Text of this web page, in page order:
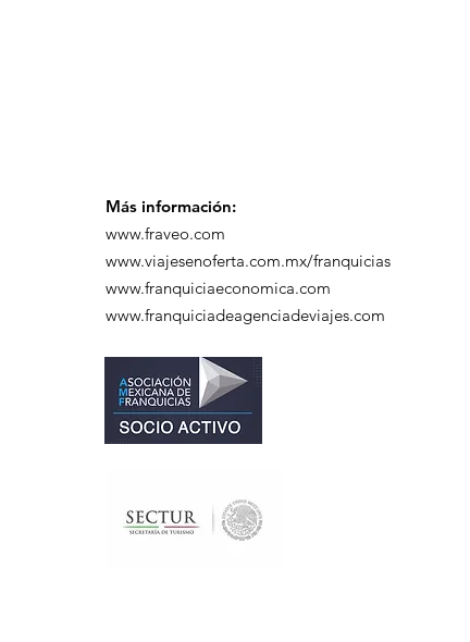
Más información:
www.fraveo.com
www.viajesenoferta.com.mx/franquicias
www.franquiciaeconomica.com
www.franquiciadeagenciadeviajes.com